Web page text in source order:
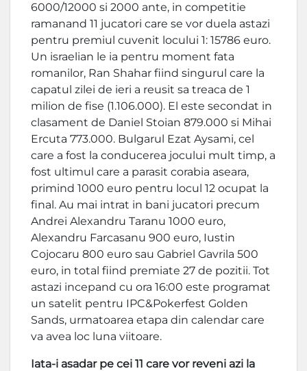
6000/12000 si 2000 ante, in competitie
ramanand 11 jucatori care se vor duela astazi
pentru premiul cuvenit locului 1: 15786 euro.
Un israelian le ia pentru moment fata
romanilor, Ran Shahar fiind singurul care la
capatul zilei de ieri a reusit sa treaca de 1
milion de fise (1.106.000). El este secondat in
clasament de Daniel Stoian 879.000 si Mihai
Ercuta 773.000. Bulgarul Ezat Aysami, cel
care a fost la conducerea jocului mult timp, a
fost ultimul care a parasit corabia aseara,
primind 1000 euro pentru locul 12 ocupat la
final. Au mai intrat in bani jucatori precum
Andrei Alexandru Taranu 1000 euro,
Alexandru Farcasanu 900 euro, Iustin
Cojocaru 800 euro sau Gabriel Gavrila 500
euro, in total fiind premiate 27 de pozitii. Tot
astazi incepand cu ora 16:00 este programat
un satelit pentru IPC&Pokerfest Golden
Sands, urmatoarea etapa din calendar care
va avea loc luna viitoare.
Iata-i asadar pe cei 11 care vor reveni azi la